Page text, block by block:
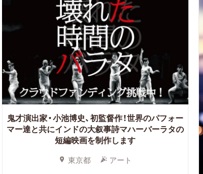
鬼才演出家・小池博史、初監督作！世界のパフォー
マー達と共にインドの大叙事詩マハーバーラタの
短編映画を制作します
東京都 アート